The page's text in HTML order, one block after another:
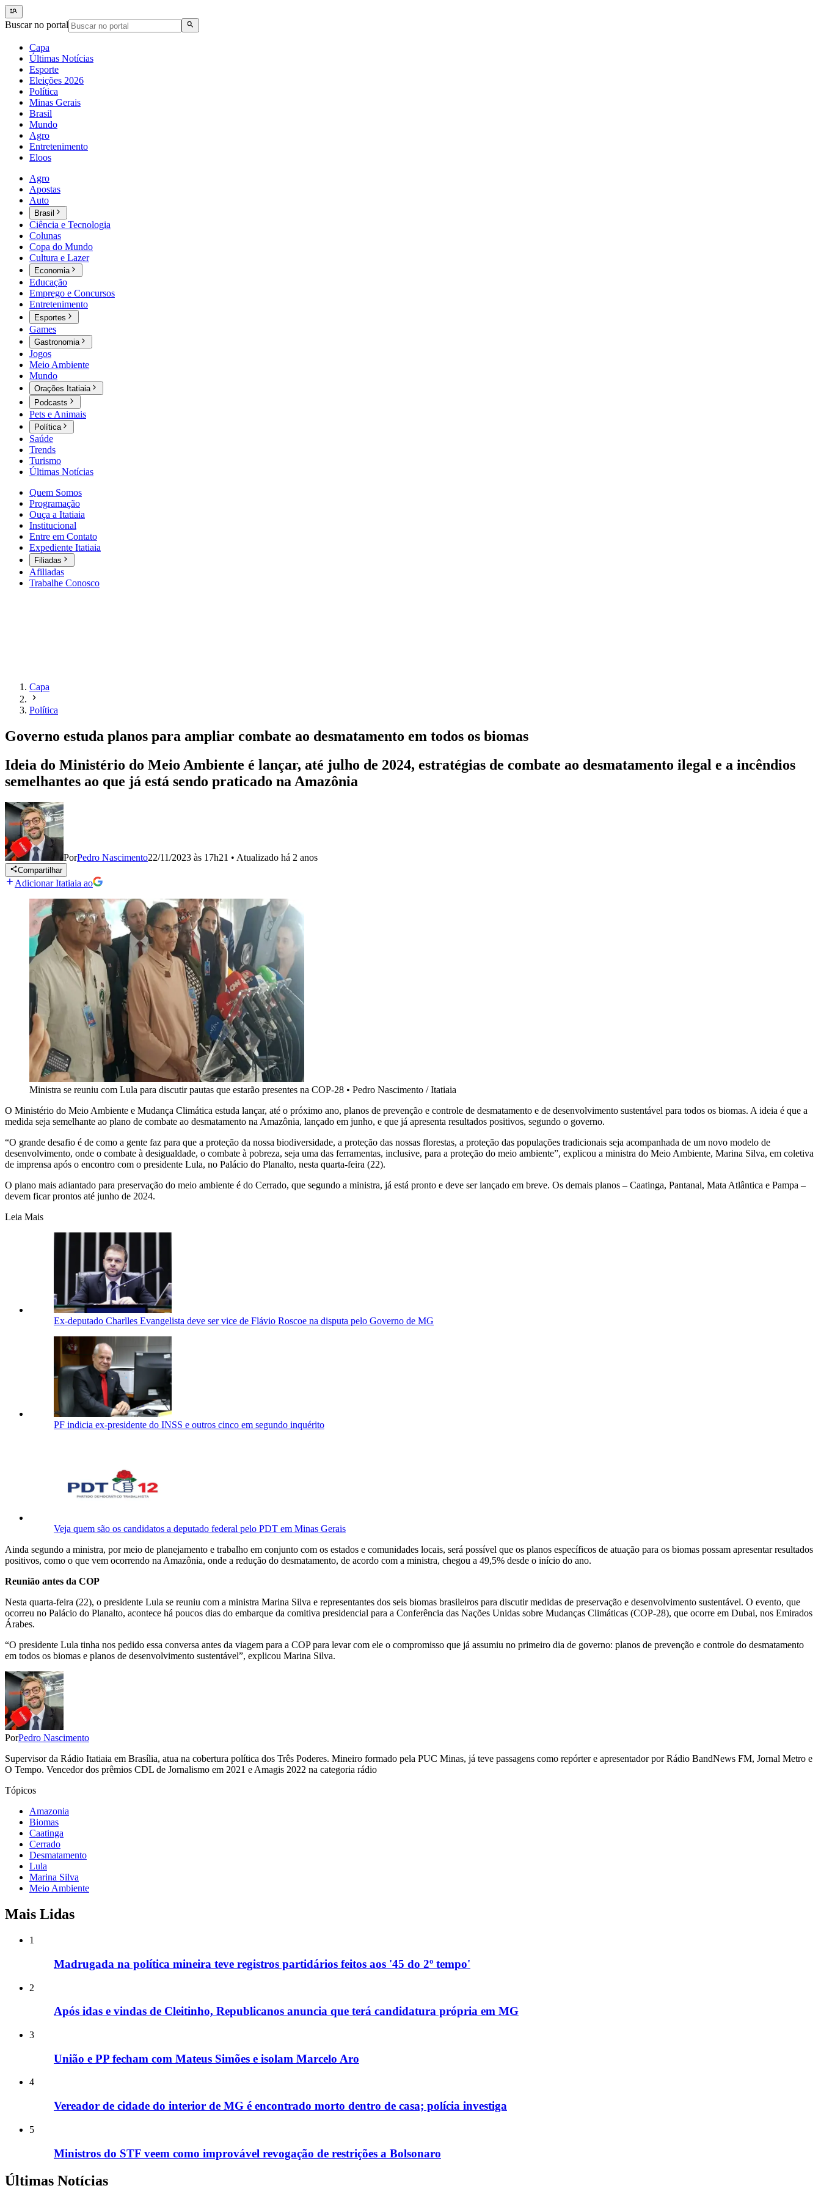
Buscar no portal
Capa
Últimas Notícias
Esporte
Eleições 2026
Política
Minas Gerais
Brasil
Mundo
Agro
Entretenimento
Eloos
Agro
Apostas
Auto
Brasil
Ciência e Tecnologia
Colunas
Copa do Mundo
Cultura e Lazer
Economia
Educação
Emprego e Concursos
Entretenimento
Esportes
Games
Gastronomia
Jogos
Meio Ambiente
Mundo
Orações Itatiaia
Podcasts
Pets e Animais
Política
Saúde
Trends
Turismo
Últimas Notícias
Quem Somos
Programação
Ouça a Itatiaia
Institucional
Entre em Contato
Expediente Itatiaia
Filiadas
Afiliadas
Trabalhe Conosco
Capa
Política
Governo estuda planos para ampliar combate ao desmatamento em todos os biomas
Ideia do Ministério do Meio Ambiente é lançar, até julho de 2024, estratégias de combate ao desmatamento ilegal e a incêndios
semelhantes ao que já está sendo praticado na Amazônia
PorPedro Nascimento22/11/2023 às 17h21 • Atualizado há 2 anos
Compartilhar
Adicionar Itatiaia ao
Ministra se reuniu com Lula para discutir pautas que estarão presentes na COP-28 • Pedro Nascimento / Itatiaia
O Ministério do Meio Ambiente e Mudança Climática estuda lançar, até o próximo ano, planos de prevenção e controle de desmatamento e de desenvolvimento sustentável para todos os biomas. A ideia é que a
medida seja semelhante ao plano de combate ao desmatamento na Amazônia, lançado em junho, e que já apresenta resultados positivos, segundo o governo.
“O grande desafio é de como a gente faz para que a proteção da nossa biodiversidade, a proteção das nossas florestas, a proteção das populações tradicionais seja acompanhada de um novo modelo de
desenvolvimento, onde o combate à desigualdade, o combate à pobreza, seja uma das ferramentas, inclusive, para a proteção do meio ambiente”, explicou a ministra do Meio Ambiente, Marina Silva, em coletiva
de imprensa após o encontro com o presidente Lula, no Palácio do Planalto, nesta quarta-feira (22).
O plano mais adiantado para preservação do meio ambiente é do Cerrado, que segundo a ministra, já está pronto e deve ser lançado em breve. Os demais planos – Caatinga, Pantanal, Mata Atlântica e Pampa –
devem ficar prontos até junho de 2024.
Leia Mais
Ex-deputado Charlles Evangelista deve ser vice de Flávio Roscoe na disputa pelo Governo de MG
PF indicia ex-presidente do INSS e outros cinco em segundo inquérito
Veja quem são os candidatos a deputado federal pelo PDT em Minas Gerais
Ainda segundo a ministra, por meio de planejamento e trabalho em conjunto com os estados e comunidades locais, será possível que os planos específicos de atuação para os biomas possam apresentar resultados
positivos, como o que vem ocorrendo na Amazônia, onde a redução do desmatamento, de acordo com a ministra, chegou a 49,5% desde o início do ano.
Reunião antes da COP
Nesta quarta-feira (22), o presidente Lula se reuniu com a ministra Marina Silva e representantes dos seis biomas brasileiros para discutir medidas de preservação e desenvolvimento sustentável. O evento, que
ocorreu no Palácio do Planalto, acontece há poucos dias do embarque da comitiva presidencial para a Conferência das Nações Unidas sobre Mudanças Climáticas (COP-28), que ocorre em Dubai, nos Emirados
Árabes.
“O presidente Lula tinha nos pedido essa conversa antes da viagem para a COP para levar com ele o compromisso que já assumiu no primeiro dia de governo: planos de prevenção e controle do desmatamento
em todos os biomas e planos de desenvolvimento sustentável”, explicou Marina Silva.
PorPedro Nascimento
Supervisor da Rádio Itatiaia em Brasília, atua na cobertura política dos Três Poderes. Mineiro formado pela PUC Minas, já teve passagens como repórter e apresentador por Rádio BandNews FM, Jornal Metro e
O Tempo. Vencedor dos prêmios CDL de Jornalismo em 2021 e Amagis 2022 na categoria rádio
Tópicos
Amazonia
Biomas
Caatinga
Cerrado
Desmatamento
Lula
Marina Silva
Meio Ambiente
Mais Lidas
1
Madrugada na política mineira teve registros partidários feitos aos '45 do 2º tempo'
2
Após idas e vindas de Cleitinho, Republicanos anuncia que terá candidatura própria em MG
3
União e PP fecham com Mateus Simões e isolam Marcelo Aro
4
Vereador de cidade do interior de MG é encontrado morto dentro de casa; polícia investiga
5
Ministros do STF veem como improvável revogação de restrições a Bolsonaro
Últimas Notícias